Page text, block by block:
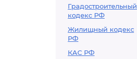
Градостроительный
кодекс РФ
Жилищный кодекс
РФ
КАС РФ